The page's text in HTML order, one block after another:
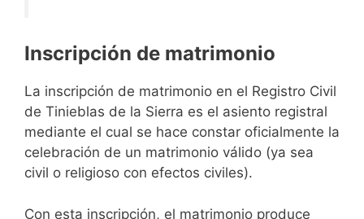
Inscripción de matrimonio
La inscripción de matrimonio en el Registro Civil
de Tinieblas de la Sierra es el asiento registral
mediante el cual se hace constar oficialmente la
celebración de un matrimonio válido (ya sea
civil o religioso con efectos civiles).
Con esta inscripción, el matrimonio produce